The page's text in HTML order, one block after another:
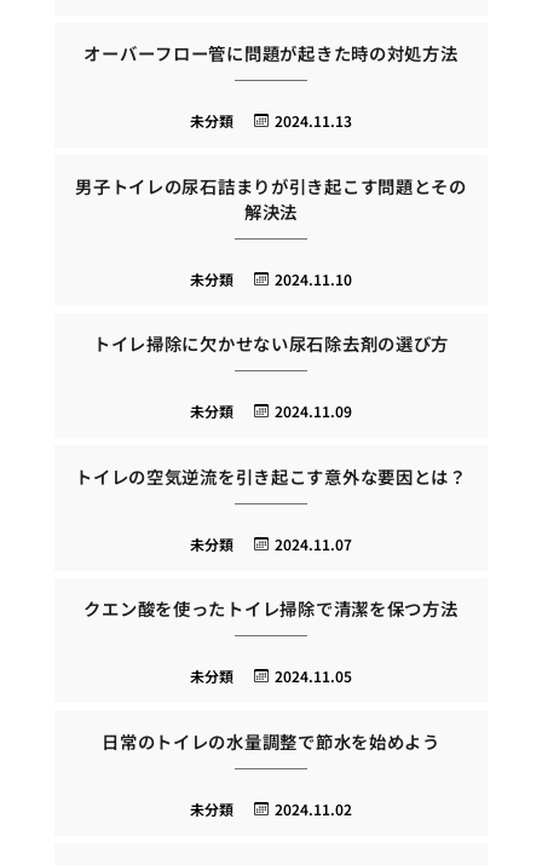
オーバーフロー管に問題が起きた時の対処方法
2024.11.13
未分類
男子トイレの尿石詰まりが引き起こす問題とその
解決法
2024.11.10
未分類
トイレ掃除に欠かせない尿石除去剤の選び方
2024.11.09
未分類
トイレの空気逆流を引き起こす意外な要因とは？
2024.11.07
未分類
クエン酸を使ったトイレ掃除で清潔を保つ方法
2024.11.05
未分類
日常のトイレの水量調整で節水を始めよう
2024.11.02
未分類